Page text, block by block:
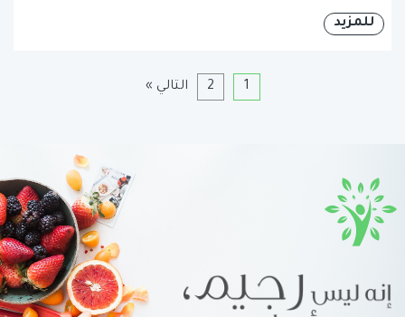
للمزيد
1
2 التالي »